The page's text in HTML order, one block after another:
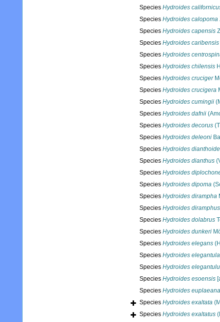
Species Hydroides
Species Hydroides calopoma
Species Hydroides capensis
Species Hydroides caribensis
Species Hydroides
Species Hydroides chilensis
Species Hydroides cruciger
Species Hydroides crucigera
Species Hydroides cumingii
Species Hydroides dafnii
Species Hydroides decorus
Species Hydroides deleoni
Species Hydroides
Species Hydroides dianthus
Species Hydroides
Species Hydroides dipoma
Species Hydroides dirampha
Species Hydroides diramphus
Species Hydroides dolabrus
Species Hydroides dunkeri
Species Hydroides elegans
Species Hydroides elegantula
Species Hydroides
Species Hydroides esoensis
Species Hydroides euplaeana
Species Hydroides exaltata
Species Hydroides exaltatus